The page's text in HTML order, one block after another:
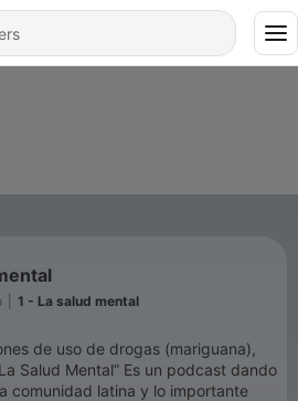
1 - La salud mental
de uso de drogas (mariguana),
Salud Mental” Es un podcast dando
comunidad latina y lo importante